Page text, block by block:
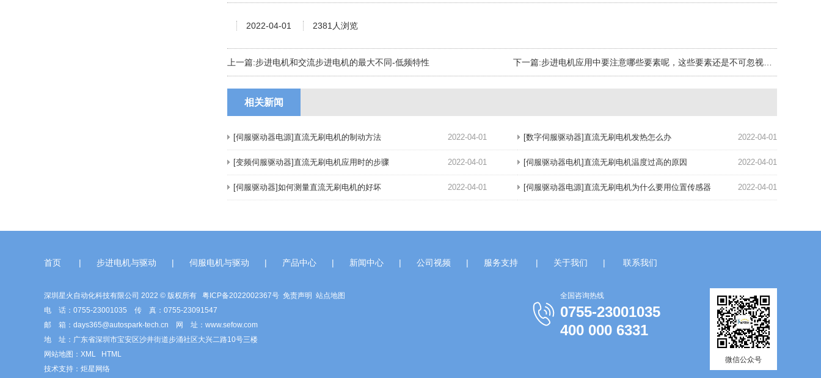
2022-04-01 2381人浏览
上一篇:步进电机和交流步进电机的最大不同-低频特性 下一篇:步进电机应用中要注意哪些要素呢，这些要素还是不可忽视的。
相关新闻
2022-04-01
[伺服驱动器电源]直流无刷电机的制动方法 2022-04-01
[数字伺服驱动器]直流无刷电机发热怎么办
2022-04-01
[变频伺服驱动器]直流无刷电机应用时的步骤 2022-04-01
[伺服驱动器电机]直流无刷电机温度过高的原因
2022-04-01
[伺服驱动器]如何测量直流无刷电机的好坏 2022-04-01
[伺服驱动器电源]直流无刷电机为什么要用位置传感器
首页 | 步进电机与驱动 | 伺服电机与驱动 | 产品中心 | 新闻中心 | 公司视频 | 服务支持 | 关于我们 | 联系我们
深圳星火自动化科技有限公司 2022 © 版权所有 粤ICP备2022002367号 免责声明 站点地图
电 话：0755-23001035 传 真：0755-23091547
邮 箱：days365@autospark-tech.cn 网 址：www.sefow.com
地 址：广东省深圳市宝安区沙井街道步涌社区大兴二路10号三楼
网站地图： XML
HTML
技术支持： 炬星网络
微信公众号
全国咨询热线
0755-23001035
400 000 6331